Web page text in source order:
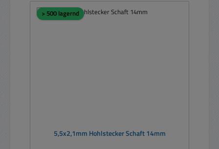
> 500 lagernd
5,5x2,1mm Hohlstecker Schaft 14mm